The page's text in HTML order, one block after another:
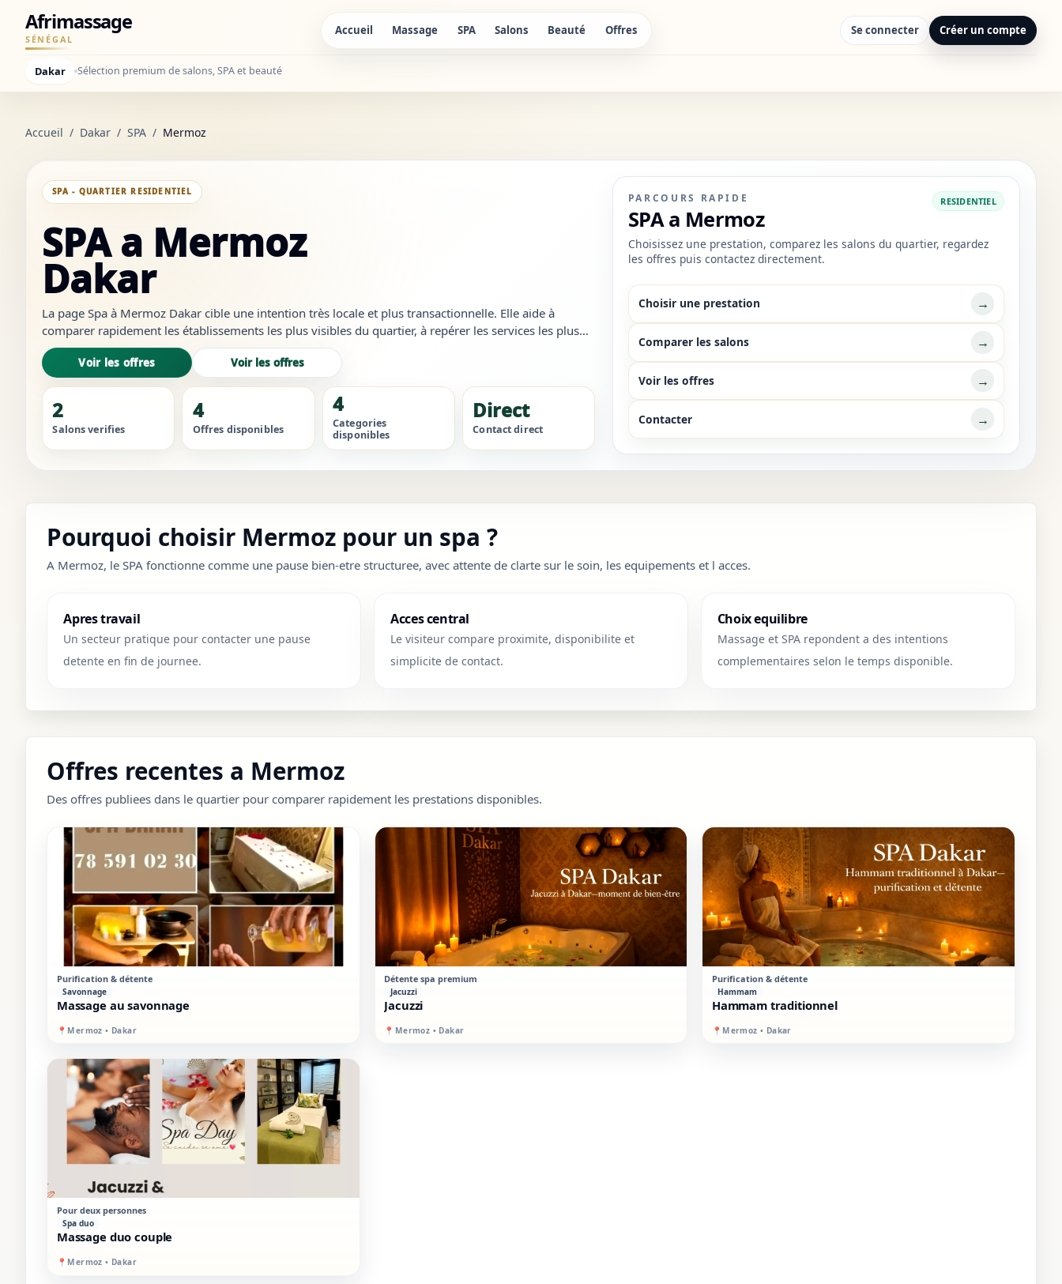
Afrimassage
SÉNÉGAL
Accueil Massage SPA Salons Beauté Offres Se connecter Créer un compte
Dakar Sélection premium de salons, SPA et beauté
Accueil / Dakar / SPA / Mermoz
SPA - QUARTIER RESIDENTIEL
SPA a Mermoz
Dakar
La page Spa à Mermoz Dakar cible une intention très locale et plus transactionnelle. Elle aide à
comparer rapidement les établissements les plus visibles du quartier, à repérer les services les plus
crédibles et à ouvrir les bons liens sans revenir à des résultats trop génériques...
Voir les offres Voir les offres
2
Salons verifies
4
Offres disponibles
4
Categories
disponibles
Direct
Contact direct
PARCOURS RAPIDE
SPA a Mermoz
RESIDENTIEL
Choisissez une prestation, comparez les salons du quartier, regardez
les offres puis contactez directement.
Choisir une prestation →
Comparer les salons →
Voir les offres →
Contacter →
Pourquoi choisir Mermoz pour un spa ?
A Mermoz, le SPA fonctionne comme une pause bien-etre structuree, avec attente de clarte sur le soin, les equipements et l acces.
Apres travail
Un secteur pratique pour contacter une pause
detente en fin de journee.
Acces central
Le visiteur compare proximite, disponibilite et
simplicite de contact.
Choix equilibre
Massage et SPA repondent a des intentions
complementaires selon le temps disponible.
Offres recentes a Mermoz
Des offres publiees dans le quartier pour comparer rapidement les prestations disponibles.
VIP SUR PLACE
Massage au savonnage
Purification & détente
Savonnage
📍 Mermoz • Dakar
VIP SUR PLACE
Jacuzzi
Détente spa premium
Jacuzzi
📍 Mermoz • Dakar
PREMIUM SUR PLACE
Hammam traditionnel
Purification & détente
Hammam
📍 Mermoz • Dakar
STANDARD MIXTE
Massage duo couple
Pour deux personnes
Spa duo
📍 Mermoz • Dakar